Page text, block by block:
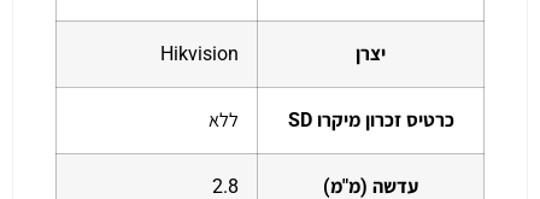
יצרן Hikvision
כרטיס זכרון מיקרו SD ללא
עדשה (מ"מ) 2.8